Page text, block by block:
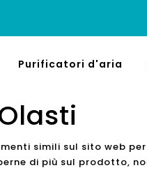
Purificatori d'aria
simili sul sito web
di più sul prodotto,